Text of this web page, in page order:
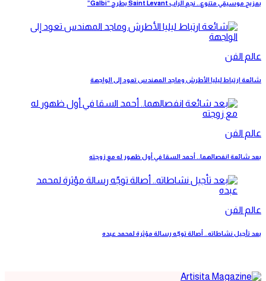
بمزيج موسيقي متنوع.. نجم الراب Saint Levant يطرح “Galbi”
عالم الفن
شائعة ارتباط ليليا الأطرش وماجد المهندس تعود إلى الواجهة
عالم الفن
بعد شائعة انفصالهما.. أحمد السقا في أول ظهور له مع زوجته
عالم الفن
بعد تأجيل نشاطاته.. أصالة توجّه رسالة مؤثرة لمحمد عبده